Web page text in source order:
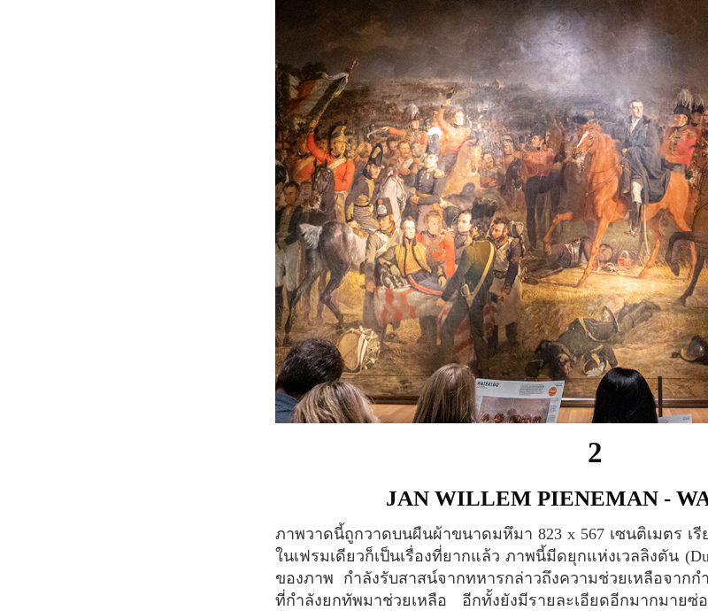
2
JAN WILLEM PIENEMAN -
ภาพวาดนี้ถูกวาดบนผืนผ้าขนาดมหึมา 823 x 567 เซนติเมตร เรียกได้ว่าแค่จะถ่ายให้ทั้งหมดอยู่
ในเฟรมเดียวก็เป็นเรื่องที่ยากแล้ว ภาพนี้มีดยุกแห่งเวลลิงตัน
ของภาพ กำลังรับสาสน์จากทหารกล่าวถึงความช่วยเหลือจากก
ที่กำลังยกทัพมาช่วยเหลือ อีกทั้งยังมีรายละเอียดอีกมากมาย